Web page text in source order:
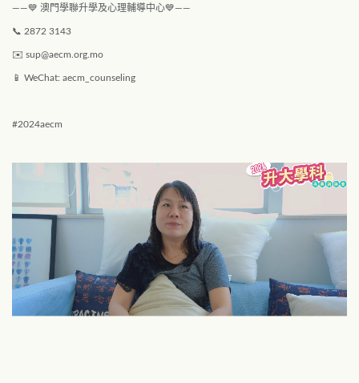
——💙 澳門學聯升學及心理輔導中心💙——
📞 2872 3143
✉️ sup@aecm.org.mo
📱 WeChat: aecm_counseling
#2024aecm